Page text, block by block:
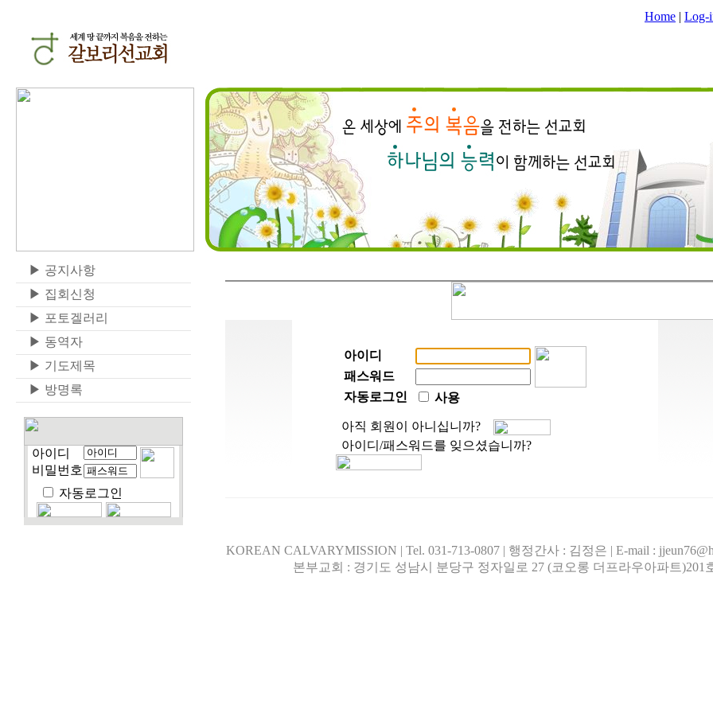
Home | Log-
▶ 공지사항
▶ 집회신청
▶ 포토겔러리
▶ 동역자
▶ 기도제목
▶ 방명록
아이디
비밀번호
자동로그인
아이디
패스워드
자동로그인
사용
아직 회원이 아니십니까?
아이디/패스워드를 잊으셨습니까?
KOREAN CALVARYMISSION | Tel. 031-713-0807 | 행정간사 : 김정은 | E-mail :
본부교회 : 경기도 성남시 분당구 정자일로 27 (코오롱 더프라우아파트)201